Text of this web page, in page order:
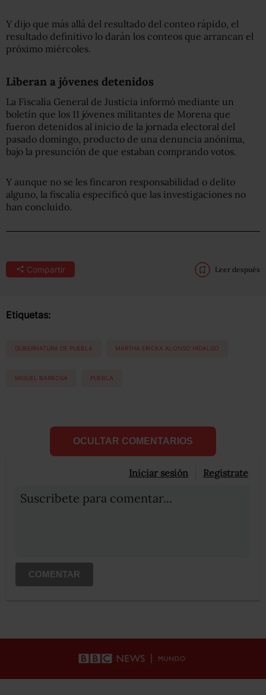
Y dijo que más allá del resultado del conteo rápido, el
resultado definitivo lo darán los conteos que arrancan el
próximo miércoles.
Liberan a jóvenes detenidos
La Fiscalía General de Justicia informó mediante un
boletín que los 11 jóvenes militantes de Morena que
fueron detenidos al inicio de la jornada electoral del
pasado domingo, producto de una denuncia anónima,
bajo la presunción de que estaban comprando votos.
Y aunque no se les fincaron responsabilidad o delito
alguno, la fiscalía especificó que las investigaciones no
han concluido.
Compartir Leer después
Etiquetas:
GUBERNATURA DE PUEBLA MARTHA ERICKA ALONSO HIDALGO
MIGUEL BARBOSA PUEBLA
OCULTAR COMENTARIOS
Iniciar sesión Registrate
Suscribete para comentar...
COMENTAR